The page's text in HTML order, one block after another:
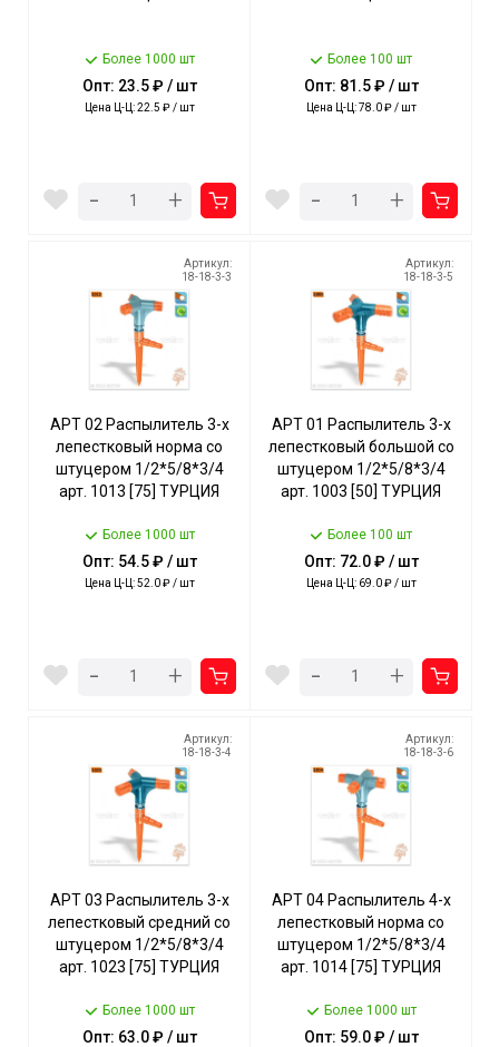
Более 1000 шт
Опт: 23.5 ₽ / шт
Цена Ц-Ц: 22.5 ₽ / шт
- +
Более 100 шт
Опт: 81.5 ₽ / шт
Цена Ц-Ц: 78.0 ₽ / шт
- +
Артикул:
18-18-3-3
АРТ 02 Распылитель 3-х
лепестковый норма со
штуцером 1/2*5/8*3/4
арт. 1013 [75] ТУРЦИЯ
Более 1000 шт
Опт: 54.5 ₽ / шт
Цена Ц-Ц: 52.0 ₽ / шт
- +
Артикул:
18-18-3-5
АРТ 01 Распылитель 3-х
лепестковый большой со
штуцером 1/2*5/8*3/4
арт. 1003 [50] ТУРЦИЯ
Более 100 шт
Опт: 72.0 ₽ / шт
Цена Ц-Ц: 69.0 ₽ / шт
- +
Артикул:
18-18-3-4
АРТ 03 Распылитель 3-х
лепестковый средний со
штуцером 1/2*5/8*3/4
арт. 1023 [75] ТУРЦИЯ
Более 1000 шт
Опт: 63.0 ₽ / шт
Артикул:
18-18-3-6
АРТ 04 Распылитель 4-х
лепестковый норма со
штуцером 1/2*5/8*3/4
арт. 1014 [75] ТУРЦИЯ
Более 1000 шт
Опт: 59.0 ₽ / шт